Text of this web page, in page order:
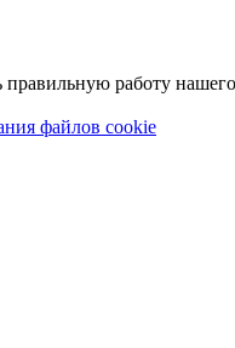
работу нашего
файлов cookie